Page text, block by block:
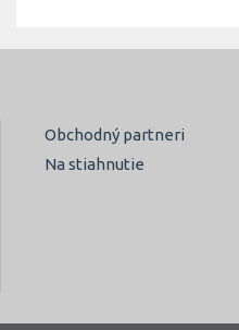
Obchodný partneri
Na stiahnutie